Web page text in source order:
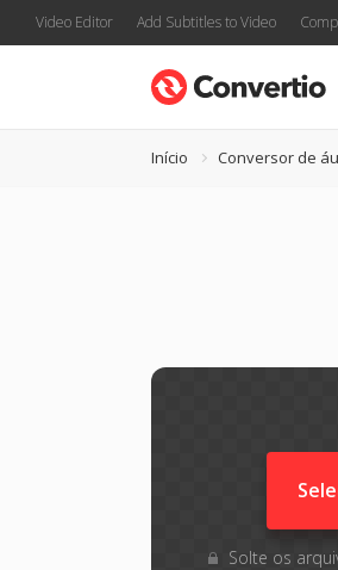
Video Editor Add Subtitles to Video
Início Conversor de
Solte os